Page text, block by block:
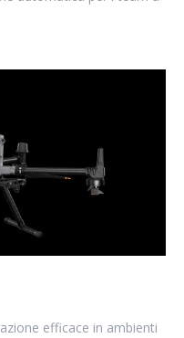
efficace in ambienti